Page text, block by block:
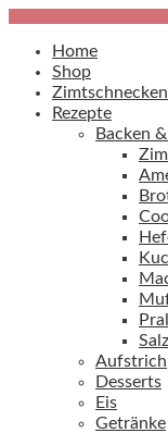
Home
Shop
Rezepte
Backen
Aufstrich
Desserts
Eis
Getränke